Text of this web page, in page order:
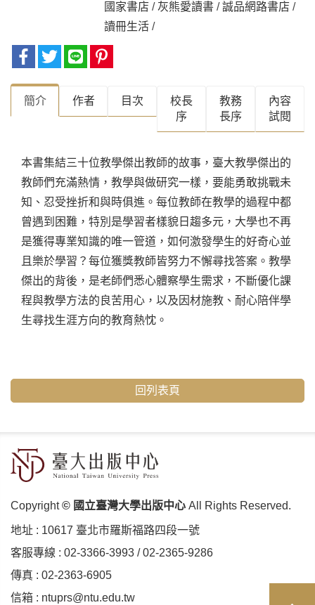
國家書店 / 灰熊愛讀書 /誠品網路書店 /
讀冊生活 /
簡介 作者 目次
校長
序
教務
長序
內容
試閱
本書集結三十位教學傑出教師的故事，臺大教學傑出的
教師們充滿熱情，教學與做研究一樣，要能勇敢挑戰未
知、忍受挫折和與時俱進。每位教師在教學的過程中都
曾遇到困難，特別是學習者樣貌日趨多元，大學也不再
是獲得專業知識的唯一管道，如何激發學生的好奇心並
且樂於學習？每位獲獎教師皆努力不懈尋找答案。教學
傑出的背後，是老師們悉心體察學生需求，不斷優化課
程與教學方法的良苦用心，以及因材施教、耐心陪伴學
生尋找生涯方向的教育熱忱。
回列表頁
Copyright© 國立臺灣大學出版中心 All Rights Reserved.
地址 : 10617 臺北市羅斯福路四段⼀號
客服專線 : 02-3366-3993 /02-2365-9286
傳真 : 02-2363-6905
信箱 : ntuprs@ntu.edu.tw